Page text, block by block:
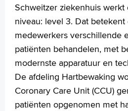
Schweitzer ziekenhuis
niveau: level 3. Dat betekent
medewerkers verschillende
patiënten behandelen, met
modernste apparatuur en
De afdeling Hartbewaking
Coronary Care Unit (CCU)
patiënten opgenomen met